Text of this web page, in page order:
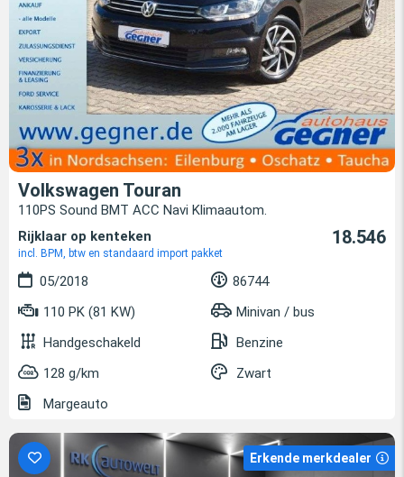
Volkswagen Touran
110PS Sound BMT ACC Navi Klimaautom.
Rijklaar op kenteken
incl. BPM, btw en standaard import pakket
18.546
05/2018
86744
110 PK (81 KW)
Minivan / bus
Handgeschakeld
Benzine
128 g/km
Zwart
Margeauto
Erkende merkdealer